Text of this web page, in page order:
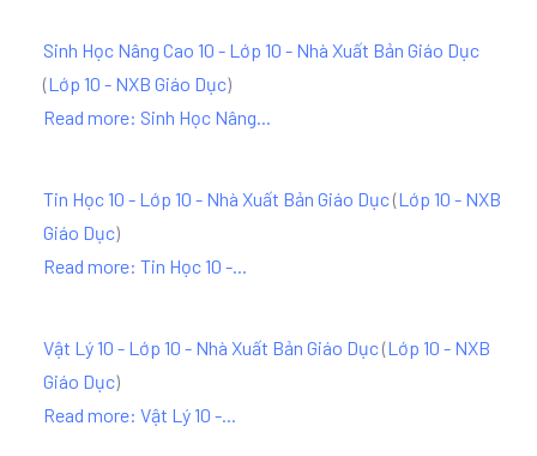
Sinh Học Nâng Cao 10 - Lớp 10 - Nhà Xuất Bản Giáo Dục
(Lớp 10 - NXB Giáo Dục)
Read more: Sinh Học Nâng...
Tin Học 10 - Lớp 10 - Nhà Xuất Bản Giáo Dục(Lớp 10 - NXB
Giáo Dục)
Read more: Tin Học 10 -...
Vật Lý 10 - Lớp 10 - Nhà Xuất Bản Giáo Dục(Lớp 10 - NXB
Giáo Dục)
Read more: Vật Lý 10 -...